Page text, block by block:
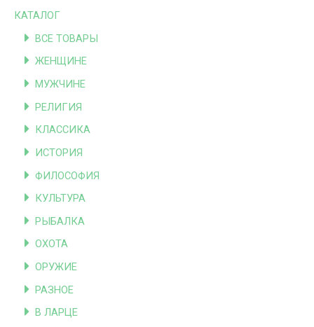
КАТАЛОГ
ВСЕ ТОВАРЫ
ЖЕНЩИНЕ
МУЖЧИНЕ
РЕЛИГИЯ
КЛАССИКА
ИСТОРИЯ
ФИЛОСОФИЯ
КУЛЬТУРА
РЫБАЛКА
ОХОТА
ОРУЖИЕ
РАЗНОЕ
В ЛАРЦЕ